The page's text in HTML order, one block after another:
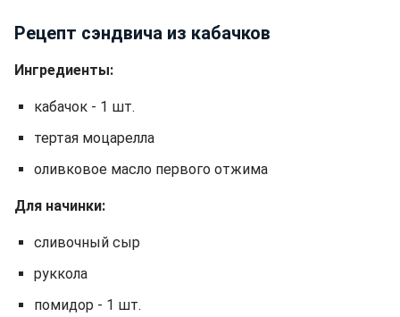
Рецепт сэндвича из кабачков
Ингредиенты:
кабачок - 1 шт.
тертая моцарелла
оливковое масло первого отжима
Для начинки:
сливочный сыр
руккола
помидор - 1 шт.